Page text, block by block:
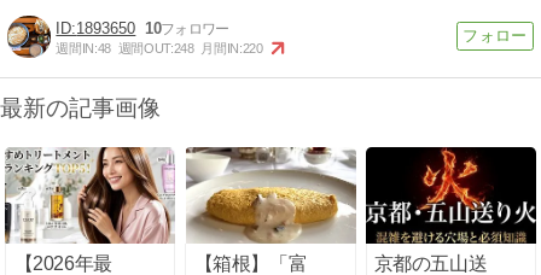
1893650 10
週間IN:48 週間OUT:248 月間IN:220
最新の記事画像
【2026年最
【箱根】「富
京都の五山送